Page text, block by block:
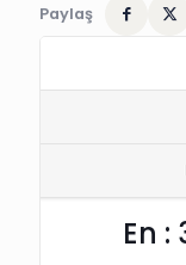
adet
Paylaş
En :